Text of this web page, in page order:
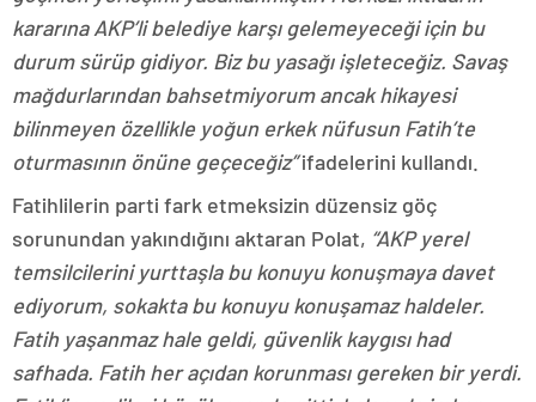
kararına AKP’li belediye karşı gelemeyeceği için bu
durum sürüp gidiyor. Biz bu yasağı işleteceğiz. Savaş
mağdurlarından bahsetmiyorum ancak hikayesi
bilinmeyen özellikle yoğun erkek nüfusun Fatih’te
oturmasının önüne geçeceğiz”ifadelerini kullandı.
Fatihlilerin parti fark etmeksizin düzensiz göç
sorunundan yakındığını aktaran Polat, “AKP yerel
temsilcilerini yurttaşla bu konuyu konuşmaya davet
ediyorum, sokakta bu konuyu konuşamaz haldeler.
Fatih yaşanmaz hale geldi, güvenlik kaygısı had
safhada. Fatih her açıdan korunması gereken bir yerdi.